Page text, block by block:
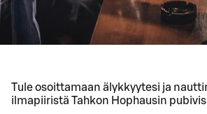
Tule osoittamaan älykkyytesi ja
ilmapiiristä Tahkon Hophausin